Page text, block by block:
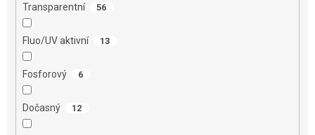
Transparentní 56
Fluo/UV aktivní 13
Fosforový 6
Dočasný 12